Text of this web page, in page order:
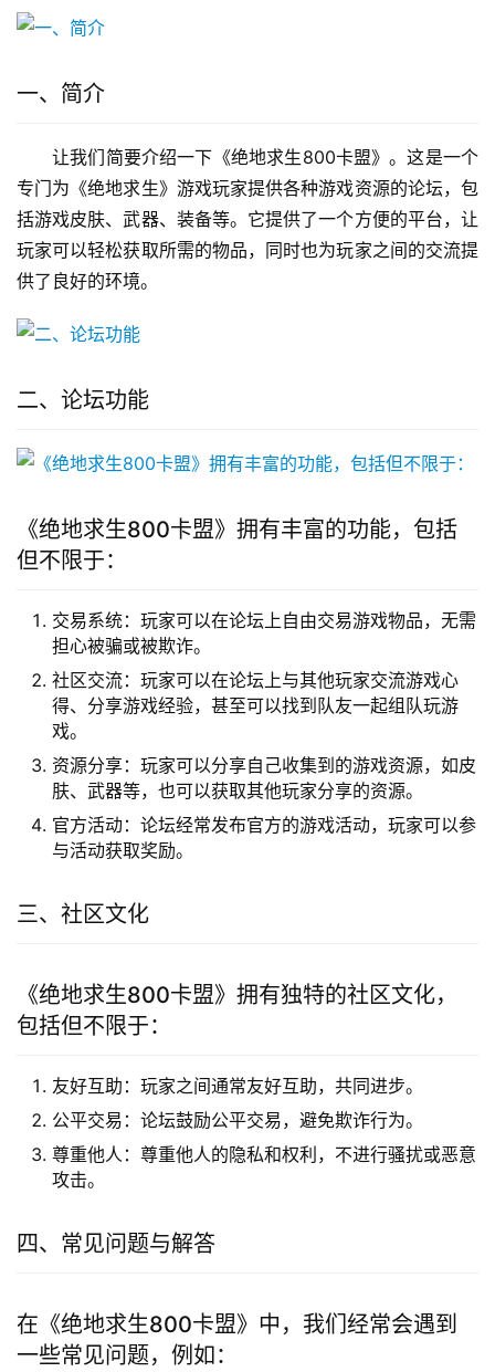
一、简介
让我们简要介绍一下《绝地求生800卡盟》。这是一个
专门为《绝地求生》游戏玩家提供各种游戏资源的论坛，包
括游戏皮肤、武器、装备等。它提供了一个方便的平台，让
玩家可以轻松获取所需的物品，同时也为玩家之间的交流提
供了良好的环境。
二、论坛功能
《绝地求生800卡盟》拥有丰富的功能，包括
但不限于：
交易系统：玩家可以在论坛上自由交易游戏物品，无需
担心被骗或被欺诈。
社区交流：玩家可以在论坛上与其他玩家交流游戏心
得、分享游戏经验，甚至可以找到队友一起组队玩游
戏。
资源分享：玩家可以分享自己收集到的游戏资源，如皮
肤、武器等，也可以获取其他玩家分享的资源。
官方活动：论坛经常发布官方的游戏活动，玩家可以参
与活动获取奖励。
三、社区文化
《绝地求生800卡盟》拥有独特的社区文化，
包括但不限于：
友好互助：玩家之间通常友好互助，共同进步。
公平交易：论坛鼓励公平交易，避免欺诈行为。
尊重他人：尊重他人的隐私和权利，不进行骚扰或恶意
攻击。
四、常见问题与解答
在《绝地求生800卡盟》中，我们经常会遇到
一些常见问题，例如：